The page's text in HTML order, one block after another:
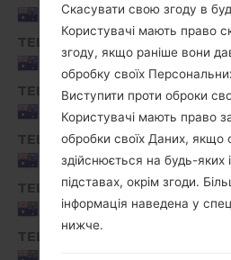
Australia
TEL
Australia
TEL
Australia
TEL
Australia
TEL
Australia
TEL
Скасувати свою згоду в
Користувачі мають право
згоду, якщо раніше вони
обробку своїх
Виступити проти оброки
Користувачі мають право
обробки своїх Даних, якщо
здійснюється на будь-яких
підставах, окрім згоди.
інформація наведена у
нижче.